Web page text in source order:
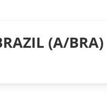
(A/BRA)